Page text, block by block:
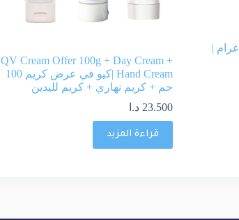
كيو في مرطب للأطفال 100 غرام |
QV Cream Offer 100g + Day Cream +
Hand Cream |كيو في عرض كريم 100
جم + كريم نهاري + كريم لليدين
23.500 د.ا
قراءة المزيد